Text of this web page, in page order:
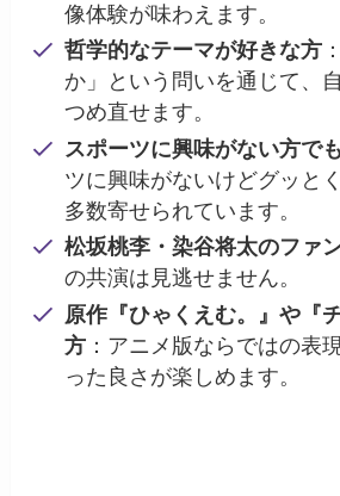
像体験が味わえます。
哲学的なテーマが好きな方
か」という問いを通じて、
つめ直せます。
スポーツに興味がない方で
ツに興味がないけどグッと
多数寄せられています。
松坂桃李・染谷将太のファ
の共演は見逃せません。
原作『ひゃくえむ。』や『
方：アニメ版ならではの表
った良さが楽しめます。